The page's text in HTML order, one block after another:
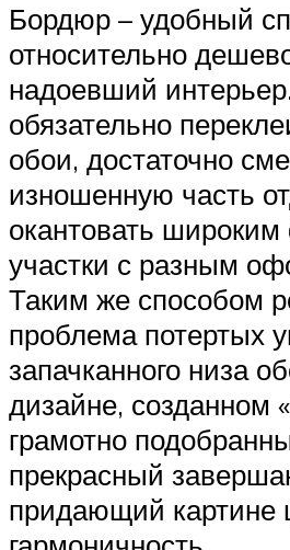
Бордюр – удобный
относительно
надоевший
обязательно
обои, достаточно
изношенную часть
окантовать
участки с разным
Таким же способом
проблема потертых
запачканного низа
дизайне, созданном
грамотно
прекрасный
придающий картине